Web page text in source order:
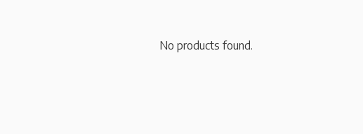
No products found.